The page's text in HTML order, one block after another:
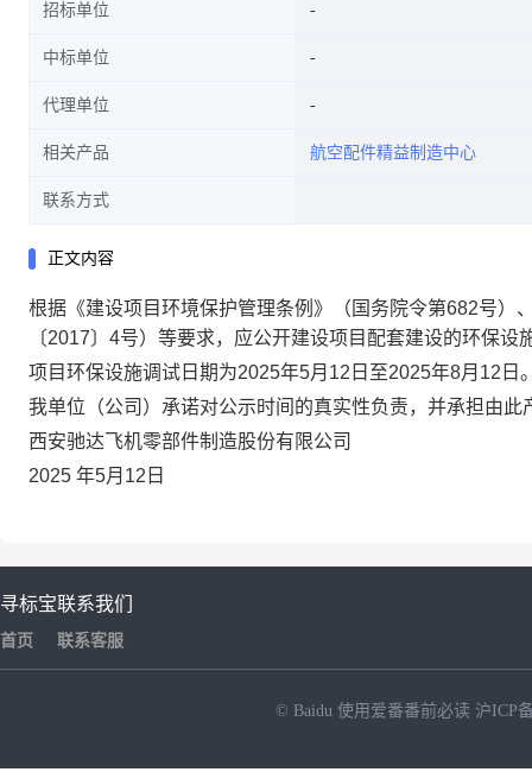
招标单位
中标单位
代理单位
相关产品 航空配件精益制造中心
联系方式
正文内容
根据《建设项目环境保护管理条例》（国务院令第682号）
〔2017〕4号）等要求，应公开建设项目配套建设的环保设
项目环保设施调试日期为2025年5月12日至2025年8月12日
我单位（公司）承诺对公示时间的真实性负责，并承担由此
西安驰达飞机零部件制造股份有限公司
2025 年5月12日
寻标宝
首页
联系我们
联系客服
© Baidu 使用爱番番前必读 沪ICP